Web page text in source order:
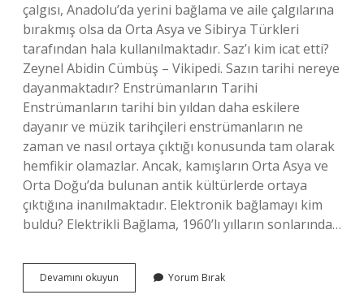
çalgısı, Anadolu’da yerini bağlama ve aile çalgılarına
bırakmış olsa da Orta Asya ve Sibirya Türkleri
tarafından hala kullanılmaktadır. Saz’ı kim icat etti?
Zeynel Abidin Cümbüş – Vikipedi. Sazın tarihi nereye
dayanmaktadır? Enstrümanların Tarihi
Enstrümanların tarihi bin yıldan daha eskilere
dayanır ve müzik tarihçileri enstrümanların ne
zaman ve nasıl ortaya çıktığı konusunda tam olarak
hemfikir olamazlar. Ancak, kamışların Orta Asya ve
Orta Doğu’da bulunan antik kültürlerde ortaya
çıktığına inanılmaktadır. Elektronik bağlamayı kim
buldu? Elektrikli Bağlama, 1960’lı yılların sonlarında…
Devamını okuyun Bağlamayı
Ilk
Yorum Bırak